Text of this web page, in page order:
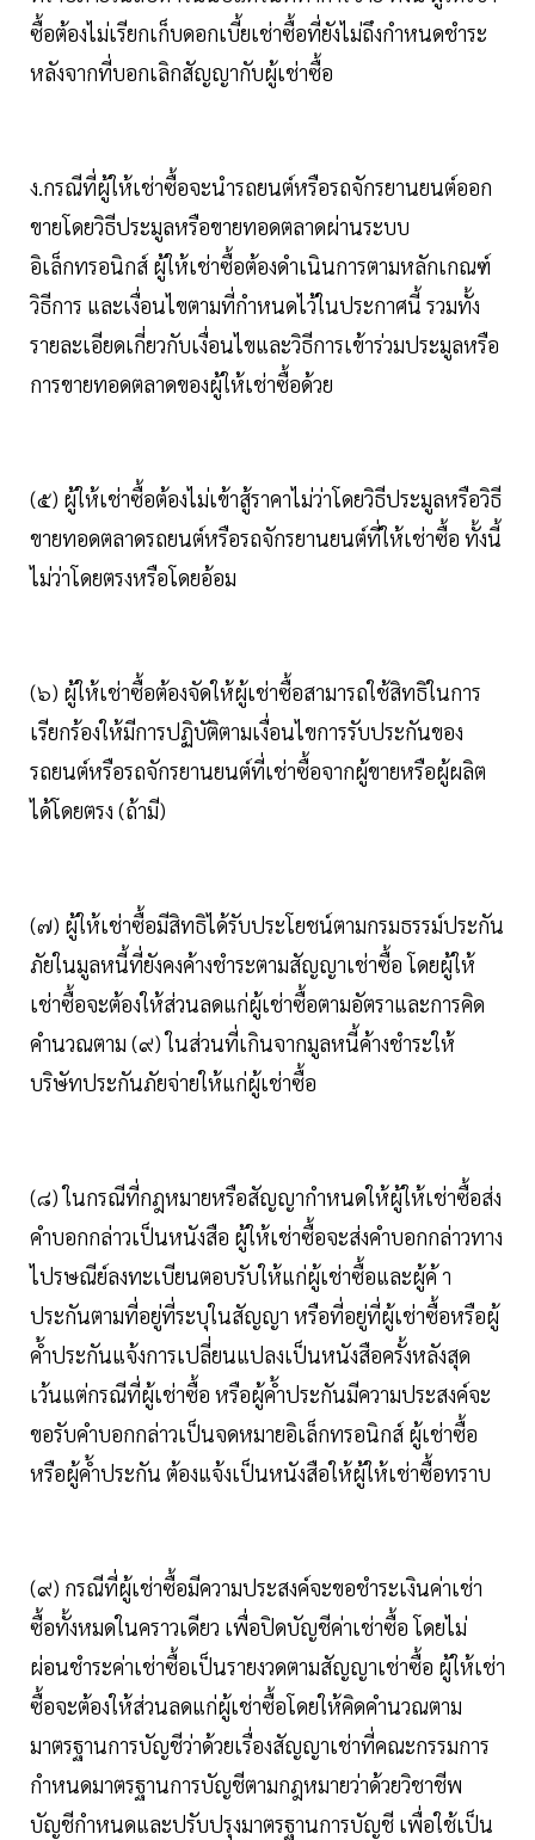
ซื้อต้องไม่เรียกเก็บดอกเบี้ยเช่าซื้อที่ยังไม่ถึงกำหนดชำระ
หลังจากที่บอกเลิกสัญญากับผู้เช่าซื้อ
ง.กรณีที่ผู้ให้เช่าซื้อจะนำรถยนต์หรือรถจักรยานยนต์ออก
ขายโดยวิธีประมูลหรือขายทอดตลาดผ่านระบบ
อิเล็กทรอนิกส์ ผู้ให้เช่าซื้อต้องดำเนินการตามหลักเกณฑ์
วิธีการ และเงื่อนไขตามที่กำหนดไว้ในประกาศนี้ รวมทั้ง
รายละเอียดเกี่ยวกับเงื่อนไขและวิธีการเข้าร่วมประมูลหรือ
การขายทอดตลาดของผู้ให้เช่าซื้อด้วย
(๕) ผู้ให้เช่าซื้อต้องไม่เข้าสู้ราคาไม่ว่าโดยวิธีประมูลหรือวิธี
ขายทอดตลาดรถยนต์หรือรถจักรยานยนต์ที่ให้เช่าซื้อ ทั้งนี้
ไม่ว่าโดยตรงหรือโดยอ้อม
(๖) ผู้ให้เช่าซื้อต้องจัดให้ผู้เช่าซื้อสามารถใช้สิทธิในการ
เรียกร้องให้มีการปฏิบัติตามเงื่อนไขการรับประกันของ
รถยนต์หรือรถจักรยานยนต์ที่เช่าซื้อจากผู้ขายหรือผู้ผลิต
ได้โดยตรง (ถ้ามี)
(๗) ผู้ให้เช่าซื้อมีสิทธิได้รับประโยชน์ตามกรมธรรม์ประกัน
ภัยในมูลหนี้ที่ยังคงค้างชำระตามสัญญาเช่าซื้อ โดยผู้ให้
เช่าซื้อจะต้องให้ส่วนลดแก่ผู้เช่าซื้อตามอัตราและการคิด
คำนวณตาม (๙) ในส่วนที่เกินจากมูลหนี้ค้างชำระให้
บริษัทประกันภัยจ่ายให้แก่ผู้เช่าซื้อ
(๘) ในกรณีที่กฎหมายหรือสัญญากำหนดให้ผู้ให้เช่าซื้อส่ง
คำบอกกล่าวเป็นหนังสือ ผู้ให้เช่าซื้อจะส่งคำบอกกล่าวทาง
ไปรษณีย์ลงทะเบียนตอบรับให้แก่ผู้เช่าซื้อและผู้ค้ า
ประกันตามที่อยู่ที่ระบุในสัญญา หรือที่อยู่ที่ผู้เช่าซื้อหรือผู้
ค้ำประกันแจ้งการเปลี่ยนแปลงเป็นหนังสือครั้งหลังสุด
เว้นแต่กรณีที่ผู้เช่าซื้อ หรือผู้ค้ำประกันมีความประสงค์จะ
ขอรับคำบอกกล่าวเป็นจดหมายอิเล็กทรอนิกส์ ผู้เช่าซื้อ
หรือผู้ค้ำประกัน ต้องแจ้งเป็นหนังสือให้ผู้ให้เช่าซื้อทราบ
(๙) กรณีที่ผู้เช่าซื้อมีความประสงค์จะขอชำระเงินค่าเช่า
ซื้อทั้งหมดในคราวเดียว เพื่อปิดบัญชีค่าเช่าซื้อ โดยไม่
ผ่อนชำระค่าเช่าซื้อเป็นรายงวดตามสัญญาเช่าซื้อ ผู้ให้เช่า
ซื้อจะต้องให้ส่วนลดแก่ผู้เช่าซื้อโดยให้คิดคำนวณตาม
มาตรฐานการบัญชีว่าด้วยเรื่องสัญญาเช่าที่คณะกรรมการ
กำหนดมาตรฐานการบัญชีตามกฎหมายว่าด้วยวิชาชีพ
บัญชีกำหนดและปรับปรุงมาตรฐานการบัญชี เพื่อใช้เป็น